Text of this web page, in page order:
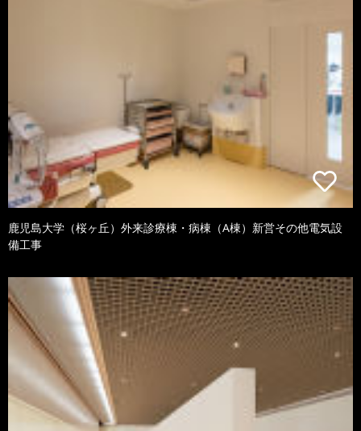
鹿児島大学（桜ヶ丘）外来診療棟・病棟（A棟）新営その他電気設
備工事